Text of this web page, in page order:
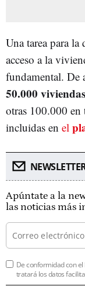
Una tarea para
acceso a la
fundamental. De
50.000
otras 100.000 en
incluidas en el
Apúntate a la
las noticias más
De conformidad con el
tratará los datos